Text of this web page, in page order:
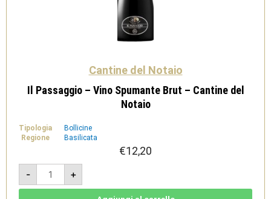
Cantine del Notaio
Il Passaggio – Vino Spumante Brut – Cantine del
Notaio
Tipologia
Bollicine
Regione
Basilicata
€12,20
-
Il
Passaggio
-
Vino
+